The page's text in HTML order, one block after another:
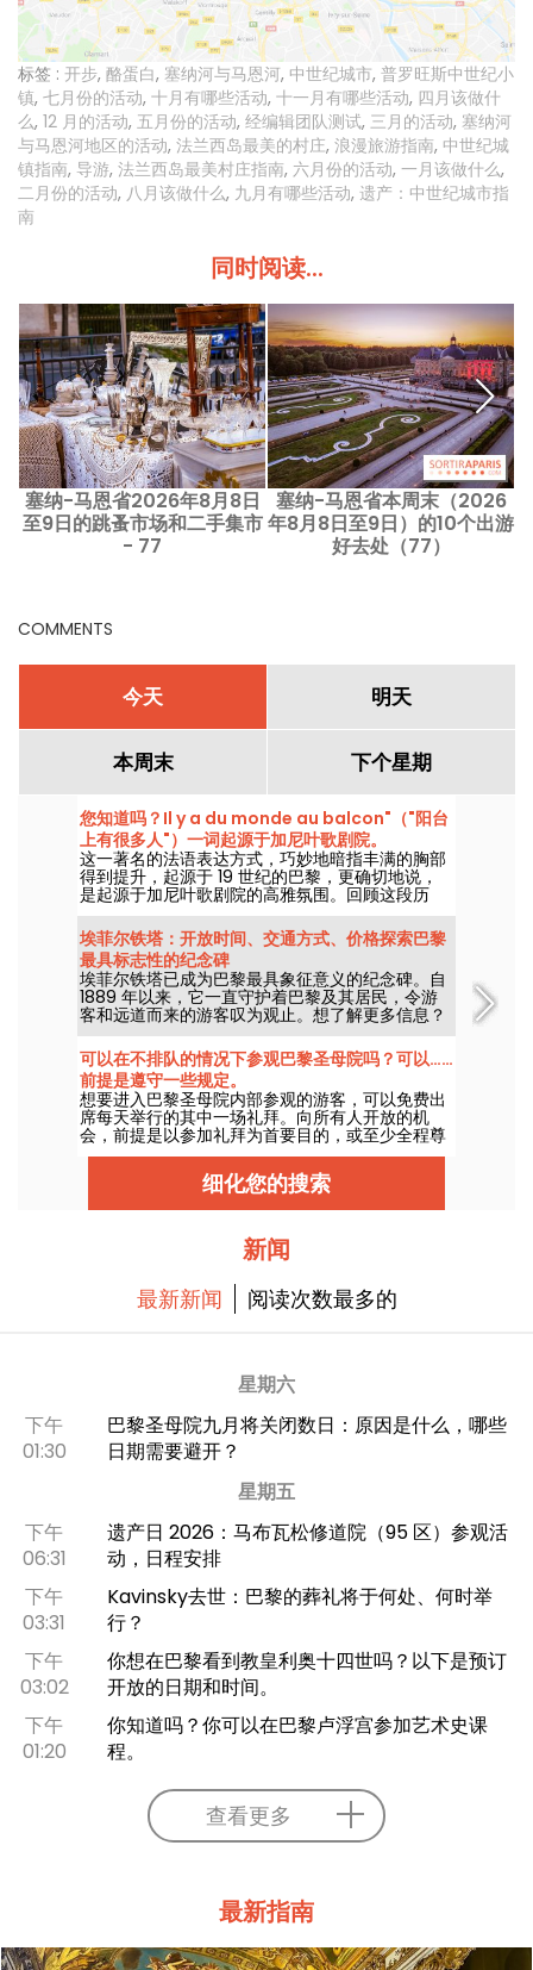
标签 : 开步, 酪蛋白, 塞纳河与马恩河, 中世纪城市, 普罗旺斯中世纪小
镇, 七月份的活动, 十月有哪些活动, 十一月有哪些活动, 四月该做什
么, 12 月的活动, 五月份的活动, 经编辑团队测试, 三月的活动, 塞纳河
与马恩河地区的活动, 法兰西岛最美的村庄, 浪漫旅游指南, 中世纪城
镇指南, 导游, 法兰西岛最美村庄指南, 六月份的活动, 一月该做什么,
二月份的活动, 八月该做什么, 九月有哪些活动, 遗产：中世纪城市指
南
同时阅读...
塞纳-马恩省2026年8月8日
至9日的跳蚤市场和二手集市
- 77
塞纳-马恩省本周末（2026
年8月8日至9日）的10个出游
好去处（77）
COMMENTS
今天 明天
本周末 下个星期
您知道吗？Il y a du monde au balcon"（"阳台
上有很多人"）一词起源于加尼叶歌剧院。
这一著名的法语表达方式，巧妙地暗指丰满的胸部
得到提升，起源于 19 世纪的巴黎，更确切地说，
是起源于加尼叶歌剧院的高雅氛围。回顾这段历
史，上流社会的沙龙里诱惑与礼仪交织在一起。我
们将为您一一讲述。
埃菲尔铁塔：开放时间、交通方式、价格探索巴黎
最具标志性的纪念碑
埃菲尔铁塔已成为巴黎最具象征意义的纪念碑。自
1889 年以来，它一直守护着巴黎及其居民，令游
客和远道而来的游客叹为观止。想了解更多信息？
点击此处！
可以在不排队的情况下参观巴黎圣母院吗？可以……
前提是遵守一些规定。
想要进入巴黎圣母院内部参观的游客，可以免费出
席每天举行的其中一场礼拜。向所有人开放的机
会，前提是以参加礼拜为首要目的，或至少全程尊
重仪式的进行。下面为您梳理应知要点。
细化您的搜索
新闻
最新新闻 阅读次数最多的
星期六
下午
01:30
巴黎圣母院九月将关闭数日：原因是什么，哪些
日期需要避开？
星期五
下午
06:31
遗产日 2026：马布瓦松修道院（95 区）参观活
动，日程安排
下午
03:31
Kavinsky去世：巴黎的葬礼将于何处、何时举
行？
下午
03:02
你想在巴黎看到教皇利奥十四世吗？以下是预订
开放的日期和时间。
下午
01:20
你知道吗？你可以在巴黎卢浮宫参加艺术史课
程。
查看更多
最新指南